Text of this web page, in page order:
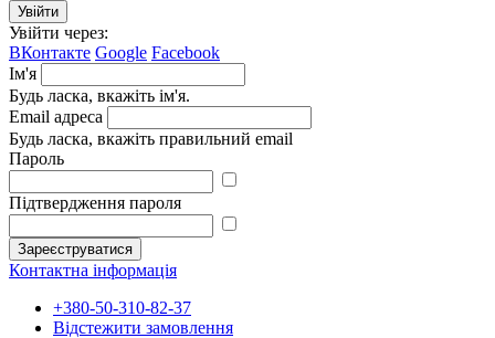
Увійти
Увійти через:
ВКонтакте Google Facebook
Ім'я
Будь ласка, вкажіть ім'я.
Email адреса
Будь ласка, вкажіть правильний email
Пароль
Підтвердження пароля
Зареєструватися
Контактна інформація
+380-50-310-82-37
Відстежити замовлення